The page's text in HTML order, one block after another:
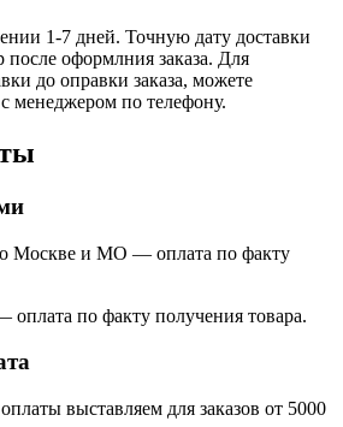
1-7 дней. Точную дату доставки
оформлния заказа. Для
до оправки заказа, можете
менеджером по телефону.
Москве и МО — оплата по факту
по факту получения товара.
выставляем для заказов от 5000